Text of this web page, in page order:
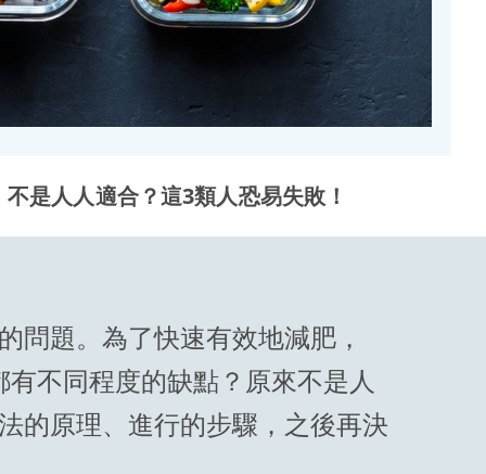
是人人適合？這3類人恐易失敗！
問題。為了快速有效地減肥，
不同程度的缺點？原來不是人
的原理、進行的步驟，之後再決